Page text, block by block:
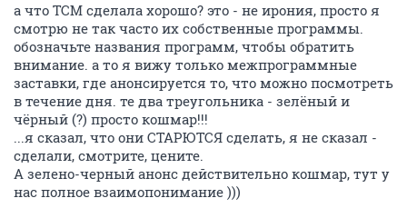
а что ТСМ сделала хорошо? это - не ирония, просто я
смотрю не так часто их собственные программы.
обозначьте названия программ, чтобы обратить
внимание. а то я вижу только межпрограммные
заставки, где анонсируется то, что можно посмотреть
в течение дня. те два треугольника - зелёный и
чёрный (?) просто кошмар!!!
...я сказал, что они СТАРЮТСЯ сделать, я не сказал -
сделали, смотрите, цените.
А зелено-черный анонс действительно кошмар, тут у
нас полное взаимопонимание )))